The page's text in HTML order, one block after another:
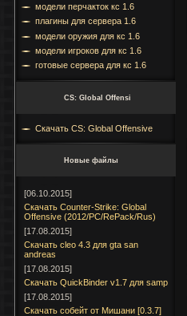
модели перчакток кс 1.6
плагины для сервера 1.6
модели оружия для кс 1.6
модели игроков для кс 1.6
готовые сервера для кс 1.6
CS: Global Offensi
Скачать CS: Global Offensive
Новые файлы
[06.10.2015]
Скачать Counter-Strike: Global
Offensive (2012/PC/RePack/Rus)
[17.08.2015]
Cкачать cleo 4.3 для gta san
andreas
[17.08.2015]
Скачать QuickBinder v1.7 для samp
[17.08.2015]
Скачать собейт от Мишани [0.3.7]